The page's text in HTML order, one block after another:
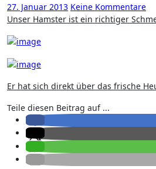
27. Januar 2013 Keine Kommentare
Unser Hamster ist ein richtiger
Er hat sich direkt über das frische
Teile diesen Beitrag auf ...